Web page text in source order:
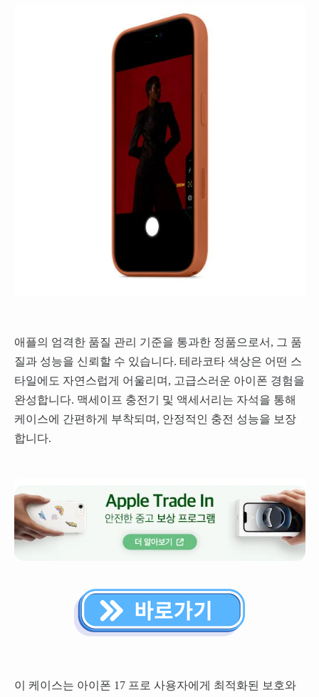
애플의 엄격한 품질 관리 기준을 통과한 정품으로서, 그 품
질과 성능을 신뢰할 수 있습니다. 테라코타 색상은 어떤 스
타일에도 자연스럽게 어울리며, 고급스러운 아이폰 경험을
완성합니다. 맥세이프 충전기 및 액세서리는 자석을 통해
케이스에 간편하게 부착되며, 안정적인 충전 성능을 보장
합니다.
이 케이스는 아이폰 17 프로 사용자에게 최적화된 보호와